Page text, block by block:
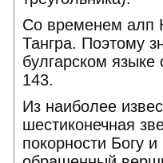
Со временем алп
Тангра. Поэтому
булгарском
143.
Из наиболее
шестиконечная
покорности Богу